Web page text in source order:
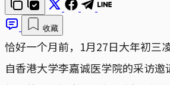
收藏
恰好一个月前，1月27日大年初三
自香港大学李嘉诚医学院的采访